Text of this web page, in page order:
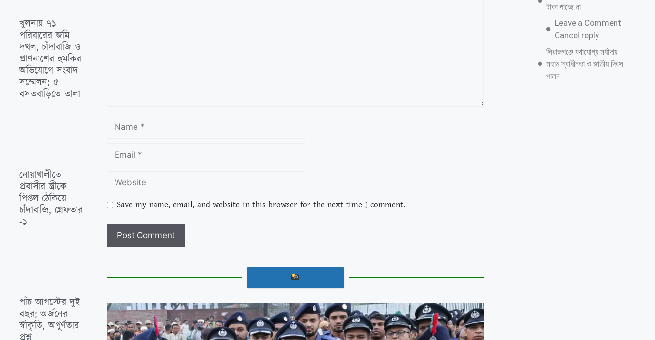
খুলনায় ৭১
পরিবারের জমি
দখল, চাঁদাবাজি ও
প্রাণনাশের হুমকির
অভিযোগে সংবাদ
সম্মেলন: ৫
বসতবাড়িতে তালা
নোয়াখালীতে
প্রবাসীর স্ত্রীকে
পিপ্তল ঠেকিয়ে
চাঁদাবাজি, গ্রেফতার
-১
পাঁচ আগস্টের দুই
বছর: অর্জনের
স্বীকৃতি, অপূর্ণতার
Save my name, email, and website in this browser for the next time I comment.
টাকা পাচ্ছে না
Leave a Comment
Cancel reply
সিরাজগঞ্জে যথাযোগ্য মর্যাদায়
মহান স্বাধীনতা ও জাতীয় দিবস
পালন